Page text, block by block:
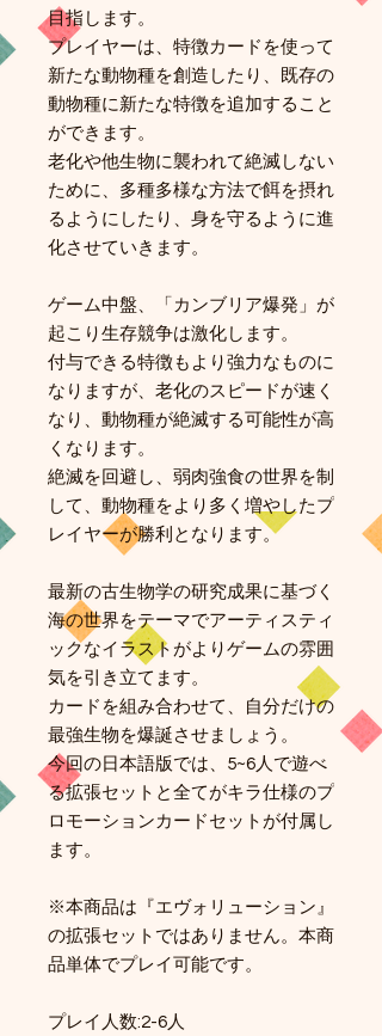
目指します。
プレイヤーは、特徴カードを使って
新たな動物種を創造したり、既存の
動物種に新たな特徴を追加すること
ができます。
老化や他生物に襲われて絶滅しない
ために、多種多様な方法で餌を摂れ
るようにしたり、身を守るように進
化させていきます。
ゲーム中盤、「カンブリア爆発」が
起こり生存競争は激化します。
付与できる特徴もより強力なものに
なりますが、老化のスピードが速く
なり、動物種が絶滅する可能性が高
くなります。
絶滅を回避し、弱肉強食の世界を制
して、動物種をより多く増やしたプ
レイヤーが勝利となります。
最新の古生物学の研究成果に基づく
海の世界をテーマでアーティスティ
ックなイラストがよりゲームの雰囲
気を引き立てます。
カードを組み合わせて、自分だけの
最強生物を爆誕させましょう。
今回の日本語版では、5~6人で遊べ
る拡張セットと全てがキラ仕様のプ
ロモーションカードセットが付属し
ます。
※本商品は『エヴォリューション』
の拡張セットではありません。本商
品単体でプレイ可能です。
プレイ人数:2-6人